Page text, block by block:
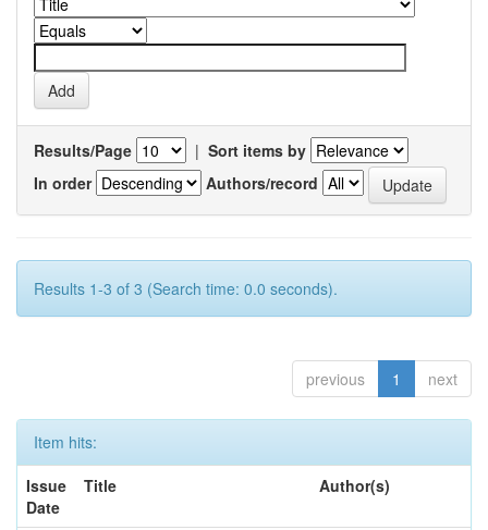
Results/Page | Sort items by
In order
Authors/record
Results 1-3 of 3 (Search time: 0.0 seconds).
previous 1 next
Item hits:
Issue
Date
Title Author(s)